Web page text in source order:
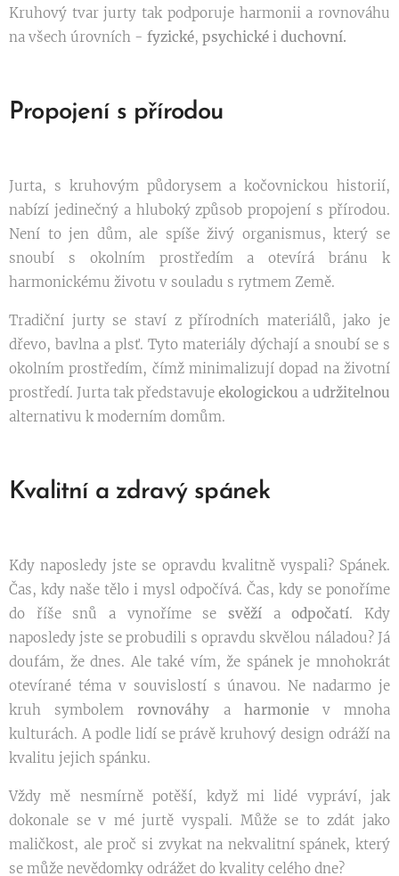
Kruhový tvar jurty tak podporuje harmonii a rovnováhu
na všech úrovních - fyzické, psychické i duchovní.
Propojení s přírodou
Jurta, s kruhovým půdorysem a kočovnickou historií,
nabízí jedinečný a hluboký způsob propojení s přírodou.
Není to jen dům, ale spíše živý organismus, který se
snoubí s okolním prostředím a otevírá bránu k
harmonickému životu v souladu s rytmem Země.
Tradiční jurty se staví z přírodních materiálů, jako je
dřevo, bavlna a plsť. Tyto materiály dýchají a snoubí se s
okolním prostředím, čímž minimalizují dopad na životní
prostředí. Jurta tak představuje ekologickou a udržitelnou
alternativu k moderním domům.
Kvalitní a zdravý spánek
Kdy naposledy jste se opravdu kvalitně vyspali? Spánek.
Čas, kdy naše tělo i mysl odpočívá. Čas, kdy se ponoříme
do říše snů a vynoříme se svěží aodpočatí. Kdy
naposledy jste se probudili s opravdu skvělou náladou? Já
doufám, že dnes. Ale také vím, že spánek je mnohokrát
otevírané téma v souvislostí s únavou. Ne nadarmo je
kruh symbolemrovnováhy a harmoniev mnoha
kulturách. A podle lidí se právě kruhový design odráží na
kvalitu jejich spánku.
Vždy mě nesmírně potěší, když mi lidé vypráví, jak
dokonale se v mé jurtě vyspali. Může se to zdát jako
maličkost, ale proč si zvykat na nekvalitní spánek, který
se může nevědomky odrážet do kvality celého dne?